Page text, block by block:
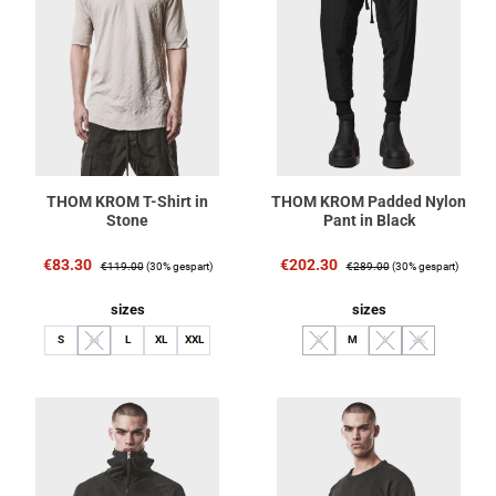
THOM KROM T-Shirt in
Stone
Verkaufspreis:
€83.30 Regulärer Preis:
€119.00 (30% gespart)
sizesauswählen
S M
(Diese Option ist zurzeit nicht verfügbar.)
L XL XXL
THOM KROM Padded Nylon
Pant in Black
Verkaufspreis:
€202.30 Regulärer Preis:
€289.00 (30% gespart)
sizesauswählen
S
(Diese Option ist zurzeit nicht
M L
(Diese Option ist zurzeit
XL
(Diese Option